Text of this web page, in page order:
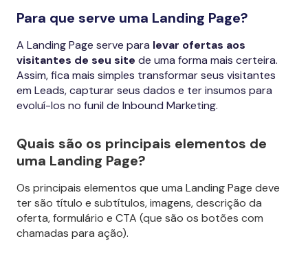
Para que serve uma Landing Page?
A Landing Page serve para levar ofertas aos
visitantes de seu site de uma forma mais certeira.
Assim, fica mais simples transformar seus visitantes
em Leads, capturar seus dados e ter insumos para
evoluí-los no funil de Inbound Marketing.
Quais são os principais elementos de
uma Landing Page?
Os principais elementos que uma Landing Page deve
ter são título e subtítulos, imagens, descrição da
oferta, formulário e CTA (que são os botões com
chamadas para ação).